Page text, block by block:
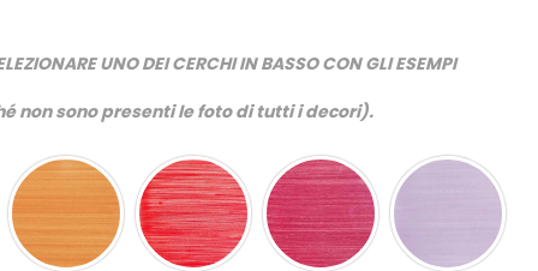
UNO DEI CERCHI IN BASSO CON GLI ESEMPI
non sono presenti le foto di tutti i decori).